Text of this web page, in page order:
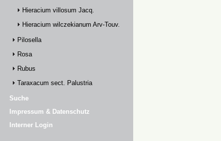
Hieracium villosum Jacq.
Hieracium wilczekianum Arv-Touv.
Pilosella
Rosa
Rubus
Taraxacum sect. Palustria
Suche
Impressum & Datenschutz
Interner Login